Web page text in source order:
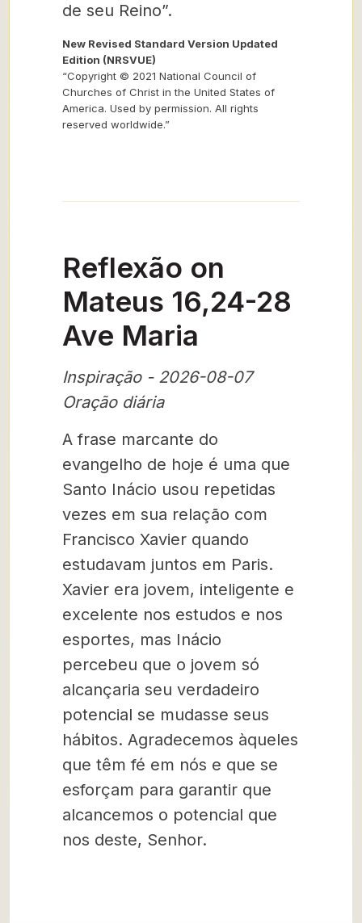
de seu Reino”.
New Revised Standard Version Updated
Edition (NRSVUE)
“Copyright © 2021 National Council of
Churches of Christ in the United States of
America. Used by permission. All rights
reserved worldwide.”
Reflexão on
Mateus 16,24-28
Ave Maria
Inspiração - 2026-08-07
Oração diária
A frase marcante do
evangelho de hoje é uma que
Santo Inácio usou repetidas
vezes em sua relação com
Francisco Xavier quando
estudavam juntos em Paris.
Xavier era jovem, inteligente e
excelente nos estudos e nos
esportes, mas Inácio
percebeu que o jovem só
alcançaria seu verdadeiro
potencial se mudasse seus
hábitos. Agradecemos àqueles
que têm fé em nós e que se
esforçam para garantir que
alcancemos o potencial que
nos deste, Senhor.